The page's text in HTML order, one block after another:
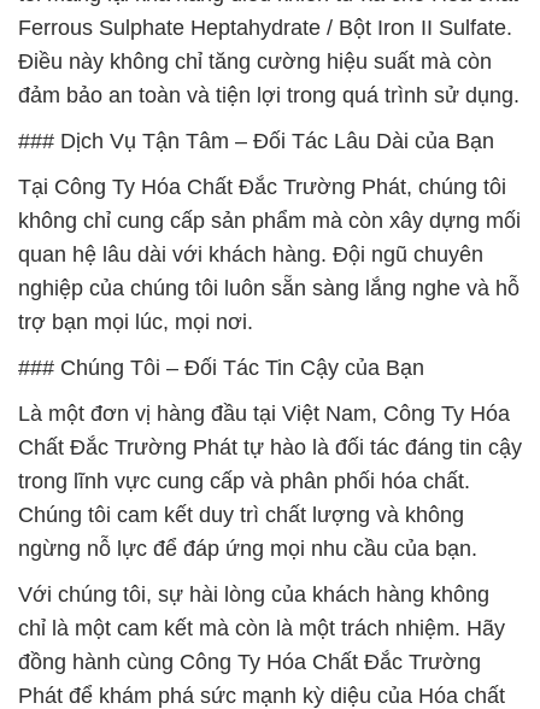
Ferrous Sulphate Heptahydrate / Bột Iron II Sulfate.
Điều này không chỉ tăng cường hiệu suất mà còn
đảm bảo an toàn và tiện lợi trong quá trình sử dụng.
### Dịch Vụ Tận Tâm – Đối Tác Lâu Dài của Bạn
Tại Công Ty Hóa Chất Đắc Trường Phát, chúng tôi
không chỉ cung cấp sản phẩm mà còn xây dựng mối
quan hệ lâu dài với khách hàng. Đội ngũ chuyên
nghiệp của chúng tôi luôn sẵn sàng lắng nghe và hỗ
trợ bạn mọi lúc, mọi nơi.
### Chúng Tôi – Đối Tác Tin Cậy của Bạn
Là một đơn vị hàng đầu tại Việt Nam, Công Ty Hóa
Chất Đắc Trường Phát tự hào là đối tác đáng tin cậy
trong lĩnh vực cung cấp và phân phối hóa chất.
Chúng tôi cam kết duy trì chất lượng và không
ngừng nỗ lực để đáp ứng mọi nhu cầu của bạn.
Với chúng tôi, sự hài lòng của khách hàng không
chỉ là một cam kết mà còn là một trách nhiệm. Hãy
đồng hành cùng Công Ty Hóa Chất Đắc Trường
Phát để khám phá sức mạnh kỳ diệu của Hóa chất